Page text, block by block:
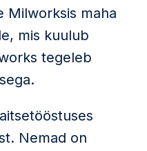
Milworksis maha
mis kuulub
tegeleb
Nemad on